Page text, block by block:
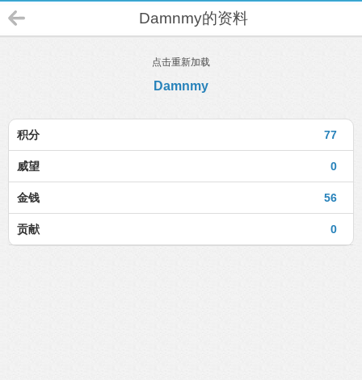
Damnmy的资料
点击重新加载
Damnmy
77
积分
0
威望
56
金钱
0
贡献